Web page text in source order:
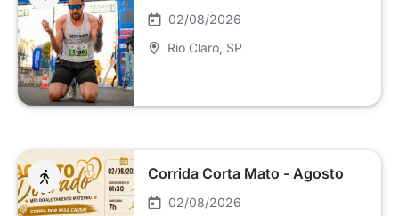
02/08/2026
Rio Claro , SP
Corrida Corta Mato - Agosto
02/08/2026